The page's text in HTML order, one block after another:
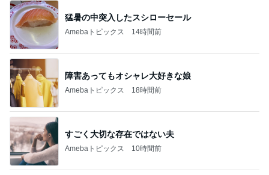
猛暑の中突入したスシローセール
Amebaトピックス 14時間前
障害あってもオシャレ大好きな娘
Amebaトピックス 18時間前
すごく大切な存在ではない夫
Amebaトピックス 10時間前